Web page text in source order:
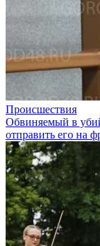
Происшествия
Обвиняемый в
отправить его на